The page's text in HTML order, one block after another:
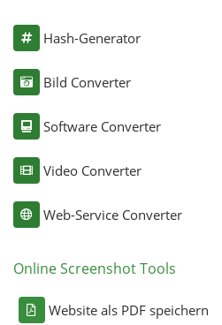
Hash-Generator
Bild Converter
Software Converter
Video Converter
Web-Service Converter
Online Screenshot Tools
Website als PDF speichern